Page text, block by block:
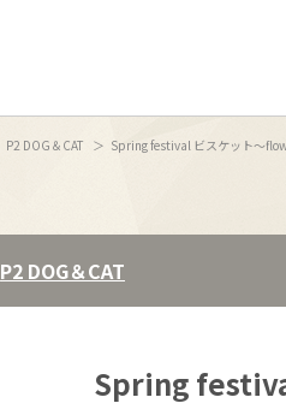
P2 DOG＆CAT Spring festival ビスケット～
P2 DOG＆CAT
Spring